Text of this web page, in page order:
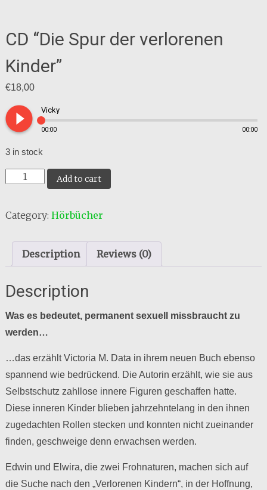
CD “Die Spur der verlorenen
Kinder”
€18,00
play_circle_filled Vicky
00:00 00:00
3 in stock
der
Kinder"
quantity
Add to cart
Category: Hörbücher
Description Reviews (0)
Description
Was es bedeutet, permanent sexuell missbraucht zu
werden…
…das erzählt Victoria M. Data in ihrem neuen Buch ebenso
spannend wie bedrückend. Die Autorin erzählt, wie sie aus
Selbstschutz zahllose innere Figuren geschaffen hatte.
Diese inneren Kinder blieben jahrzehntelang in den ihnen
zugedachten Rollen stecken und konnten nicht zueinander
finden, geschweige denn erwachsen werden.
Edwin und Elwira, die zwei Frohnaturen, machen sich auf
die Suche nach den „Verlorenen Kindern“, in der Hoffnung,